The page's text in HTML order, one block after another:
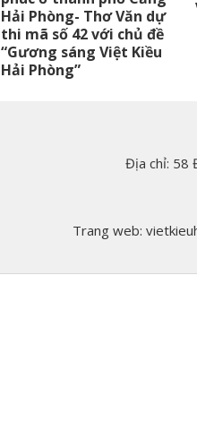
Hải Phòng- Thơ Văn dự
thi mã số 42 với chủ đề
“Gương sáng Việt Kiều
Hải Phòng”
Địa chỉ: 58
Trang web: